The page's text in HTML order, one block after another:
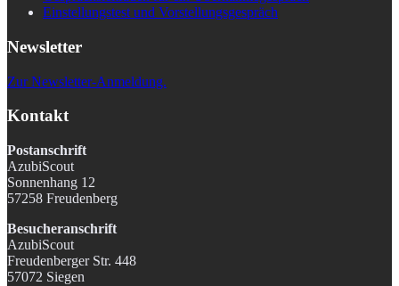
Einstellungstest und Vorstellungsgespräch
Newsletter
Zur Newsletter-Anmeldung.
Kontakt
Postanschrift
AzubiScout
Sonnenhang 12
57258 Freudenberg
Besucheranschrift
AzubiScout
Freudenberger Str. 448
57072 Siegen